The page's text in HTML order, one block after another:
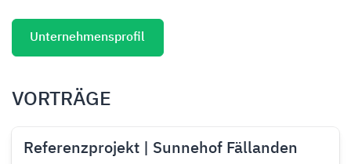
Unternehmensprofil
VORTRÄGE
Referenzprojekt | Sunnehof Fällanden